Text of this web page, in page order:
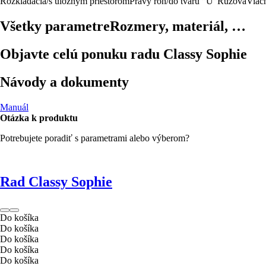
Všetky parametreRozmery, materiál, …
Objavte celú ponuku radu Classy Sophie
Návody a dokumenty
Manuál
Otázka k produktu
Potrebujete poradiť s parametrami alebo výberom?
Rad Classy Sophie
Do košíka
Do košíka
Do košíka
Do košíka
Do košíka